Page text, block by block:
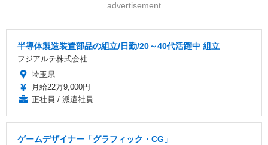
advertisement
半導体製造装置部品の組立/日勤/20～40代活躍中 組立
フジアルテ株式会社
埼玉県
月給22万9,000円
正社員 / 派遣社員
ゲームデザイナー「グラフィック・CG」